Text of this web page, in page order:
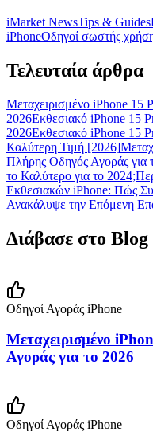
iMarket NewsTips & Guides
iPhoneOδηγοί σωστής
Τελευταία άρθρα
Μεταχειρισμένο iPhone 15
2026Εκθεσιακό iPhone 15
2026Εκθεσιακό iPhone 15
Καλύτερη Τιμή [2026]
Πλήρης Οδηγός Αγοράς για
το Καλύτερο για το 2024;
Εκθεσιακών iPhone: Πώς
Ανακάλυψε την Επόμενη
Διάβασε στο Blog
Οδηγοί Αγοράς iPhone
Μεταχειρισμένο
Αγοράς για το 2026
Οδηγοί Αγοράς iPhone